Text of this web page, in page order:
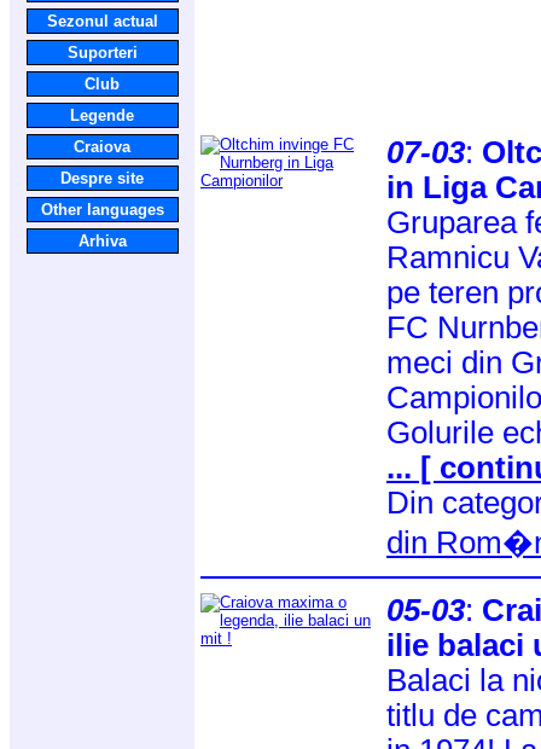
Sezonul actual
Suporteri
Club
Legende
Craiova
Despre site
Other languages
Arhiva
07-03:
in Liga
Gruparea
Ramnicu
pe teren
FC
meci din
Golurile
... [
Din
din
05-03:
ilie balaci
Balaci la
titlu de